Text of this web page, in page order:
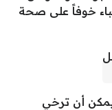
خوفاً على صحة
أن ترخي